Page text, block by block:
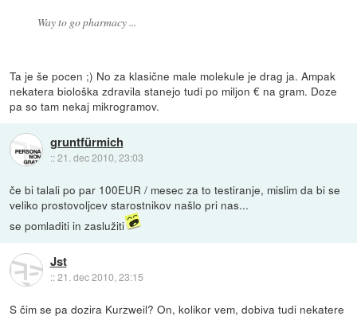
Way to go pharmacy ...
Ta je še pocen ;) No za klasične male molekule je drag ja. Ampak
nekatera biološka zdravila stanejo tudi po miljon € na gram. Doze
pa so tam nekaj mikrogramov.
gruntfürmich
::21. dec 2010, 23:03
če bi talali po par 100EUR / mesec za to testiranje, mislim da bi se
veliko prostovoljcev starostnikov našlo pri nas...
se pomladiti in zaslužiti
Jst
::21. dec 2010, 23:15
S čim se pa dozira Kurzweil? On, kolikor vem, dobiva tudi nekatere